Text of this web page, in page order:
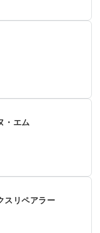
・エム
スリペアラー